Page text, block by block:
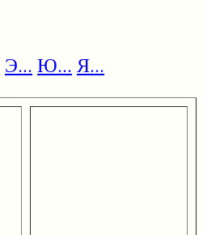
Э... Ю... Я...